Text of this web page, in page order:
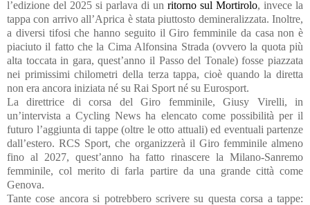
l’edizione del 2025 si parlava di un ritorno sul Mortirolo, invece la
tappa con arrivo all’Aprica è stata piuttosto demineralizzata. Inoltre,
a diversi tifosi che hanno seguito il Giro femminile da casa non è
piaciuto il fatto che la Cima Alfonsina Strada (ovvero la quota più
alta toccata in gara, quest’anno il Passo del Tonale) fosse piazzata
nei primissimi chilometri della terza tappa, cioè quando la diretta
non era ancora iniziata né su Rai Sport né su Eurosport.
La direttrice di corsa del Giro femminile, Giusy Virelli, in
un’intervista a Cycling News ha elencato come possibilità per il
futuro l’aggiunta di tappe (oltre le otto attuali) ed eventuali partenze
dall’estero. RCS Sport, che organizzerà il Giro femminile almeno
fino al 2027, quest’anno ha fatto rinascere la Milano-Sanremo
femminile, col merito di farla partire da una grande città come
Genova.
Tante cose ancora si potrebbero scrivere su questa corsa a tappe: